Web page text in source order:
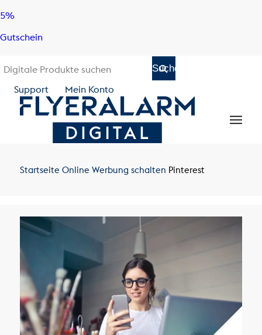
Skip
content
Skip
navigation
5%
Gutschein
Support Mein Konto
Startseite Online Werbung schalten Pinterest